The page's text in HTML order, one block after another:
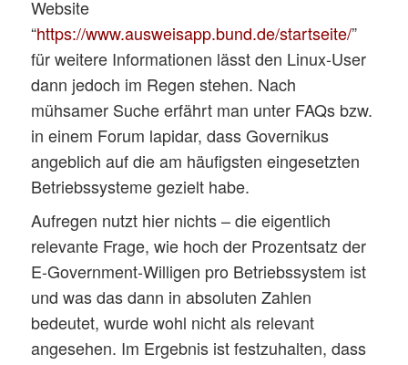
Website
“https://www.ausweisapp.bund.de/startseite/”
für weitere Informationen lässt den Linux-User
dann jedoch im Regen stehen. Nach
mühsamer Suche erfährt man unter FAQs bzw.
in einem Forum lapidar, dass Governikus
angeblich auf die am häufigsten eingesetzten
Betriebssysteme gezielt habe.
Aufregen nutzt hier nichts – die eigentlich
relevante Frage, wie hoch der Prozentsatz der
E-Government-Willigen pro Betriebssystem ist
und was das dann in absoluten Zahlen
bedeutet, wurde wohl nicht als relevant
angesehen. Im Ergebnis ist festzuhalten, dass